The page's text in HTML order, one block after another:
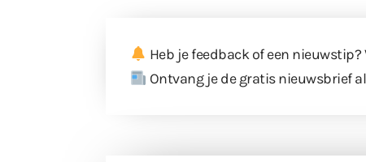
Heb je feedback of een nieuwstip?
Ontvang je de gratis nieuwsbrief